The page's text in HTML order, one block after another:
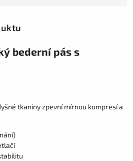
bederní pás s
tkaniny zpevní mírnou kompresí a